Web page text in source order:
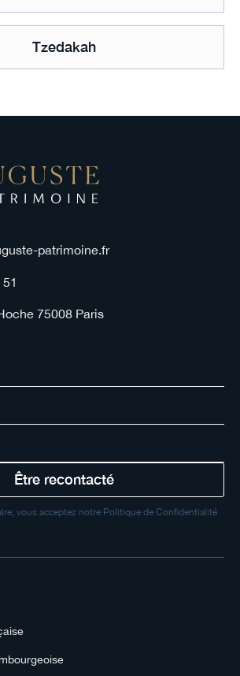
Tzedakah
patrimoine.fr
75008 Paris
vous acceptez notre Politique de Confidentialité